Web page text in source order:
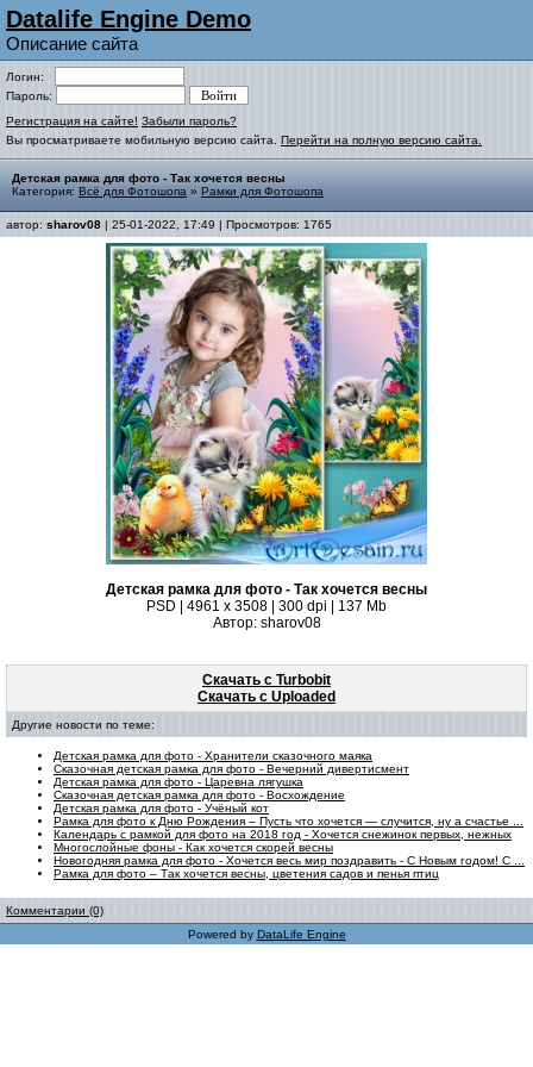
Datalife Engine Demo
Описание сайта
Логин:
Пароль:
Регистрация на сайте! Забыли пароль?
Вы просматриваете мобильную версию сайта. Перейти на полную версию сайта.
Детская рамка для фото - Так хочется весны
Категория: Всё для Фотошопа » Рамки для Фотошопа
автор: sharov08 | 25-01-2022, 17:49 | Просмотров: 1765
Детская рамка для фото - Так хочется весны
PSD | 4961 х 3508 | 300 dpi | 137 Mb
Автор: sharov08
Скачать с Turbobit
Скачать с Uploaded
Другие новости по теме:
Детская рамка для фото - Хранители сказочного маяка
Сказочная детская рамка для фото - Вечерний дивертисмент
Детская рамка для фото - Царевна лягушка
Сказочная детская рамка для фото - Восхождение
Детская рамка для фото - Учёный кот
Рамка для фото к Дню Рождения – Пусть что хочется — случится, ну а счастье ...
Календарь с рамкой для фото на 2018 год - Хочется снежинок первых, нежных
Многослойные фоны - Как хочется скорей весны
Новогодняя рамка для фото - Хочется весь мир поздравить - С Новым годом! С ...
Рамка для фото – Так хочется весны, цветения садов и пенья птиц
Комментарии (0)
Powered by DataLife Engine